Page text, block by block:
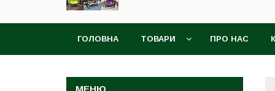
ГОЛОВНА ТОВАРИ ПРО НАС